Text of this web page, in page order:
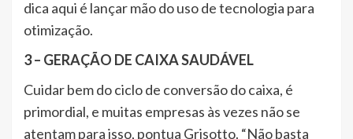
dica aqui é lançar mão do uso de tecnologia para
otimização.
3 – GERAÇÃO DE CAIXA SAUDÁVEL
Cuidar bem do ciclo de conversão do caixa, é
primordial, e muitas empresas às vezes não se
atentam para isso, pontua Grisotto. “Não basta